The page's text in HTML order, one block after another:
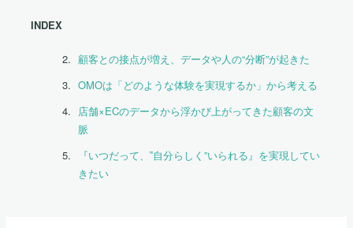
INDEX
顧客との接点が増え、データや人の“分断”が起きた
OMOは「どのような体験を実現するか」から考える
店舗×ECのデータから浮かび上がってきた顧客の文
脈
『いつだって、‟自分らしく”いられる』を実現してい
きたい